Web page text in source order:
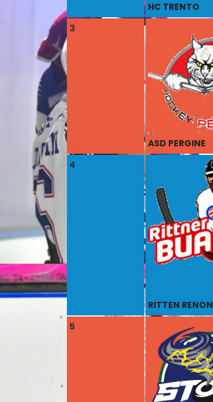
HC TRENTO
3
ASD PERGINE
4
RITTEN RENON
5